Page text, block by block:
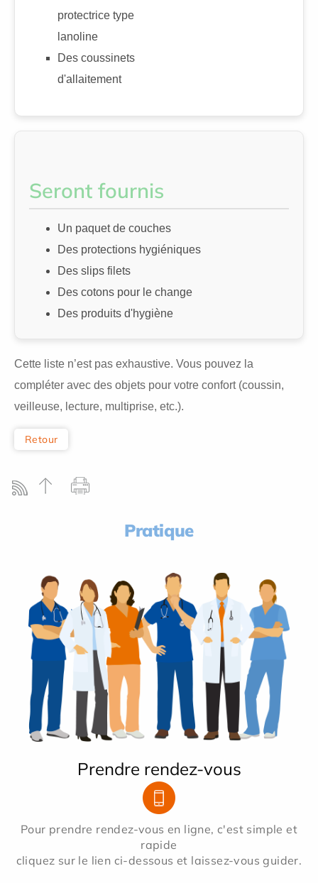
protectrice type
lanoline
Des coussinets
d'allaitement
Seront fournis
Un paquet de couches
Des protections hygiéniques
Des slips filets
Des cotons pour le change
Des produits d'hygiène
Cette liste n’est pas exhaustive. Vous pouvez la
compléter avec des objets pour votre confort (coussin,
veilleuse, lecture, multiprise, etc.).
Retour
Pratique
Prendre rendez-vous
Pour prendre rendez-vous en ligne, c'est simple et
rapide
cliquez sur le lien ci-dessous et laissez-vous guider.